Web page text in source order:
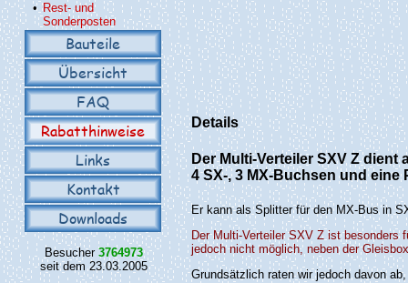
• Rest- und
Sonderposten
Bauteile
Übersicht
FAQ
Rabatthinweise
Links
Kontakt
Downloads
Besucher 3764973
seit dem 23.03.2005
Details
Der Multi-Verteiler SXV Z
4 SX-, 3 MX-Buchsen und
Er kann als Splitter für den MX-Bus in
Der Multi-Verteiler SXV Z ist
jedoch nicht möglich, neben der
Grundsätzlich raten wir jedoch davon